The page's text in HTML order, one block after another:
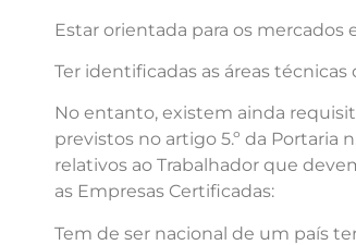
Estar orientada para os mercados
Ter identificadas as áreas
No entanto, existem ainda
previstos no artigo 5.º da Portaria
relativos ao Trabalhador que
as Empresas Certificadas:
Tem de ser nacional de um país